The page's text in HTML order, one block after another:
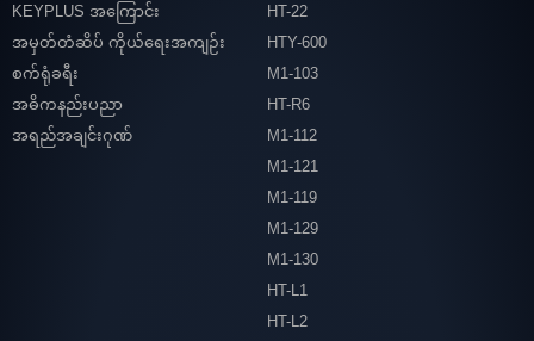
KEYPLUS အကြောင်း
အမှတ်တံဆိပ် ကိုယ်ရေးအကျဉ်း
စက်ရုံခရီး
အဓိကနည်းပညာ
အရည်အချင်းဂုဏ်
HT-22
HTY-600
M1-103
HT-R6
M1-112
M1-121
M1-119
M1-129
M1-130
HT-L1
HT-L2